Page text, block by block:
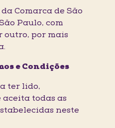
Comarca de São
Paulo, com
outro, por mais
e Condições
ter lido,
todas as
neste